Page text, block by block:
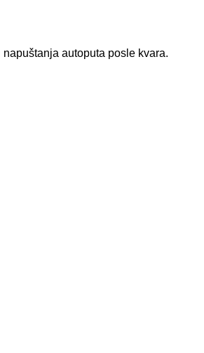
autoputa posle kvara.